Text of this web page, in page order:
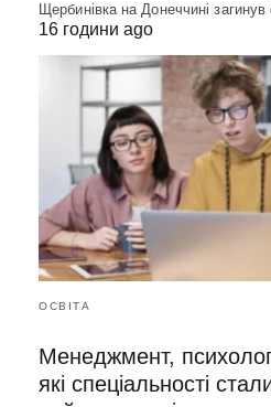
Щербинівка на Донеччині
16 години ago
ОСВІТА
Менеджмент,
які спеціальності